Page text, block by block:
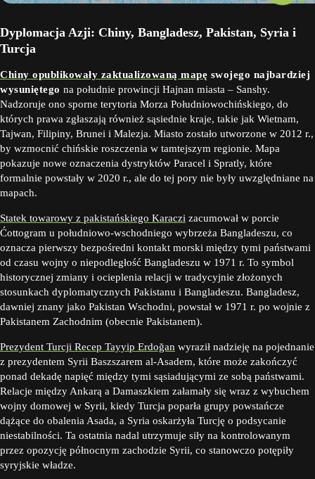
Dyplomacja Azji: Chiny, Bangladesz, Pakistan, Syria i
Turcja
Chiny opublikowały zaktualizowaną mapę swojego najbardziej
wysuniętego na południe prowincji Hajnan miasta – Sanshy.
Nadzoruje ono sporne terytoria Morza Południowochińskiego, do
których prawa zgłaszają również sąsiednie kraje, takie jak Wietnam,
Tajwan, Filipiny, Brunei i Malezja. Miasto zostało utworzone w 2012 r.,
by wzmocnić chińskie roszczenia w tamtejszym regionie. Mapa
pokazuje nowe oznaczenia dystryktów Paracel i Spratly, które
formalnie powstały w 2020 r., ale do tej pory nie były uwzględniane na
mapach.
Statek towarowy z pakistańskiego Karaczi zacumował w porcie
Ćottogram u południowo-wschodniego wybrzeża Bangladeszu, co
oznacza pierwszy bezpośredni kontakt morski między tymi państwami
od czasu wojny o niepodległość Bangladeszu w 1971 r. To symbol
historycznej zmiany i ocieplenia relacji w tradycyjnie złożonych
stosunkach dyplomatycznych Pakistanu i Bangladeszu. Bangladesz,
dawniej znany jako Pakistan Wschodni, powstał w 1971 r. po wojnie z
Pakistanem Zachodnim (obecnie Pakistanem).
Prezydent Turcji Recep Tayyip Erdoğan wyraził nadzieję na pojednanie
z prezydentem Syrii Baszszarem al-Asadem, które może zakończyć
ponad dekadę napięć między tymi sąsiadującymi ze sobą państwami.
Relacje między Ankarą a Damaszkiem załamały się wraz z wybuchem
wojny domowej w Syrii, kiedy Turcja poparła grupy powstańcze
dążące do obalenia Asada, a Syria oskarżyła Turcję o podsycanie
niestabilności. Ta ostatnia nadal utrzymuje siły na kontrolowanym
przez opozycję północnym zachodzie Syrii, co stanowczo potępiły
syryjskie władze.